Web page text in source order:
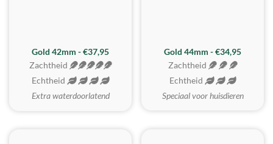
ZACHTSTE
Gold 42mm - €37,95
Zachtheid
Echtheid
Extra waterdoorlatend
Gold 44mm - €34,95
Zachtheid
Echtheid
Speciaal voor huisdieren